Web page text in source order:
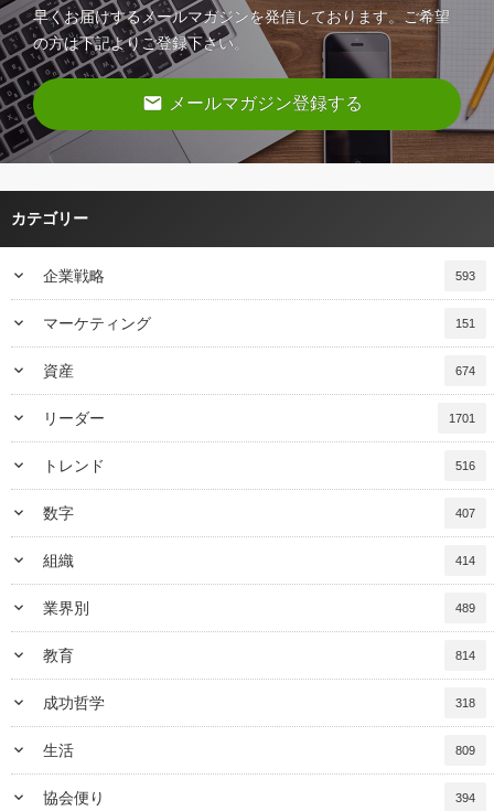
早くお届けするメールマガジンを発信しております。ご希望
の方は下記よりご登録下さい。
email メールマガジン登録する
カテゴリー
keyboard_arrow_down 企業戦略 593
keyboard_arrow_down マーケティング 151
keyboard_arrow_down 資産 674
keyboard_arrow_down リーダー 1701
keyboard_arrow_down トレンド 516
keyboard_arrow_down 数字 407
keyboard_arrow_down 組織 414
keyboard_arrow_down 業界別 489
keyboard_arrow_down 教育 814
keyboard_arrow_down 成功哲学 318
keyboard_arrow_down 生活 809
keyboard_arrow_down 協会便り 394